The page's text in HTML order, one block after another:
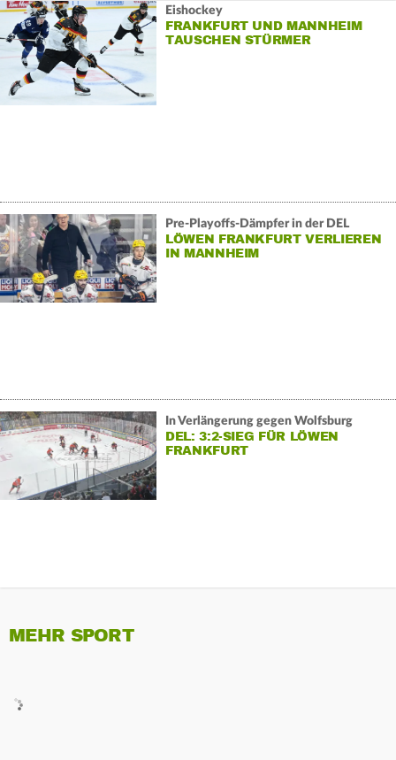
Eishockey
FRANKFURT UND MANNHEIM
TAUSCHEN STÜRMER
Pre-Playoffs-Dämpfer in der DEL
LÖWEN FRANKFURT VERLIEREN
IN MANNHEIM
In Verlängerung gegen Wolfsburg
DEL: 3:2-SIEG FÜR LÖWEN
FRANKFURT
MEHR SPORT